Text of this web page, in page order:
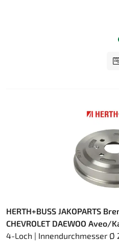
HERTH+BUSS JAKOPARTS
CHEVROLET DAEWOO Aveo/
4-Loch | Innendurchmesser Ø